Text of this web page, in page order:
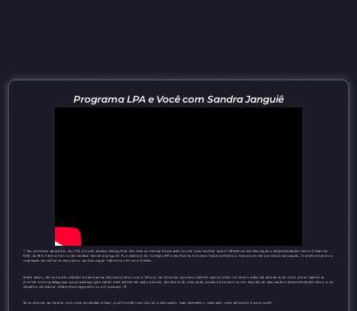
Programa LPA e Você com Sandra Janguiê
✨ No próximo episódio do LPA e Você, vamos mergulhar em uma conversa inspiradora com uma mulher que é referência em educação e empreendedorismo! Amanhã,
16/10, às 18h, terei a honra de receber Sandra Janguiê. Fundadora do Colégio BJ e da Escola Conecta, Sandra dedicou boa parte de sua vida à educação, transformando a
realidade de milhares de jovens, da Educação Infantil ao Ensino Médio.
Além disso, ela é sócia fundadora das marcas de joias Adhornus e Tzhara, mostrando que seu talento para inovar vai muito além da sala de aula. Com uma trajetória
incrível como pedagoga, psicopedagoga e mestre em administração escolar, Sandra traz uma visão poderosa sobre como equilibrar educação e empreendedorismo, e os
desafios de liderar diferentes segmentos com sucesso. 💡
Se você quer aprender com uma verdadeira líder, que transforma não só a educação, mas também o mercado, este episódio é para você!